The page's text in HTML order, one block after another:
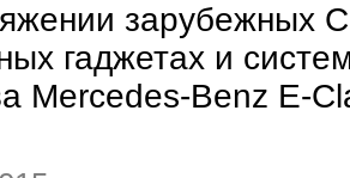
зарубежных
гаджетах и
Mercedes-Benz E-